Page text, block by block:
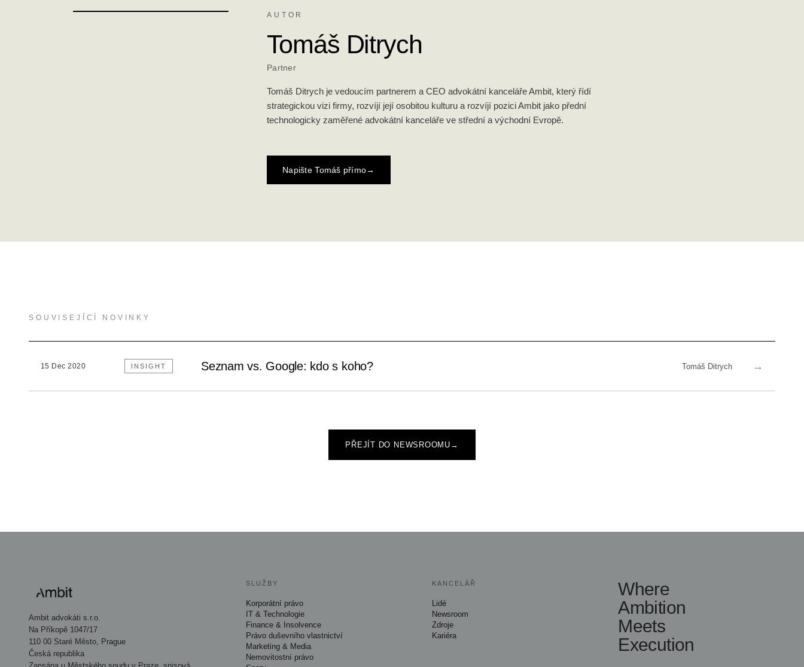
AUTOR
Tomáš Ditrych
Partner
Tomáš Ditrych je vedoucím partnerem a CEO advokátní kanceláře Ambit, který řídí
strategickou vizi firmy, rozvíjí její osobitou kulturu a rozvíjí pozici Ambit jako přední
technologicky zaměřené advokátní kanceláře ve střední a východní Evropě.
Napište Tomáš přímo→
SOUVISEJÍCÍ NOVINKY
15 Dec 2020 INSIGHT Seznam vs. Google: kdo s koho? Tomáš Ditrych →
PŘEJÍT DO NEWSROOMU →
Ambit advokáti s.r.o.
Na Příkopě 1047/17
110 00 Staré Město, Prague
Česká republika
SLUŽBY
Korporátní právo
IT & Technologie
Finance & Insolvence
Právo duševního vlastnictví
Marketing & Media
Nemovitostní právo
KANCELÁŘ
Lidé
Newsroom
Zdroje
Kariéra
Where
Ambition
Meets
Execution